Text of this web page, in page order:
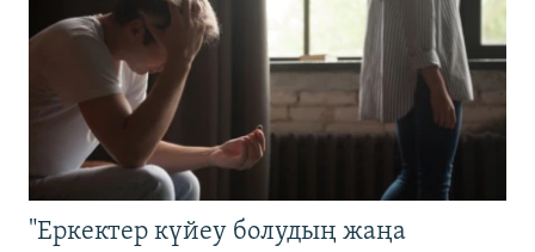
"Еркектер күйеу болудың жаңа